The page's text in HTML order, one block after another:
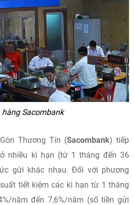
hàng Sacombank
Thương Tín (Sacombank) tiếp
nhiều kì hạn (từ 1 tháng đến 36
gửi khác nhau. Đối với phương
tiết kiệm các kì hạn từ 1 tháng
năm đến 7,6%/năm (số tiền gửi